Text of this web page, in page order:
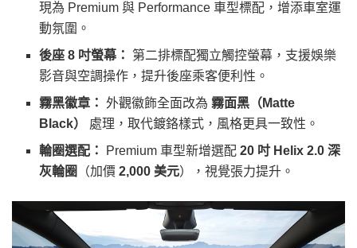
現為 Premium 與 Performance 車型標配，增添車室運
動氛圍。
後座 8 吋螢幕：
第二排標配獨立觸控螢幕，支援娛樂
影音與空調操作，提升後座乘客便利性。
霧黑徽章： 外觀徽飾全面改為霧面黑（Matte
Black）
處理，取代鍍鉻樣式，風格更具一致性。
輪圈選配：
Premium 車型新增選配20 吋 Helix 2.0 深
灰輪圈
（加價2,000 美元），視覺張力提升。